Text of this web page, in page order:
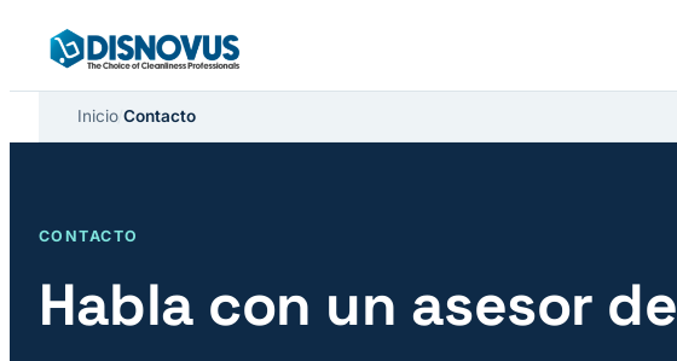
Saltar
contenido
Inicio/Contacto
CONTACTO
Habla con un asesor